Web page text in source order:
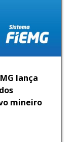
lança
mineiro